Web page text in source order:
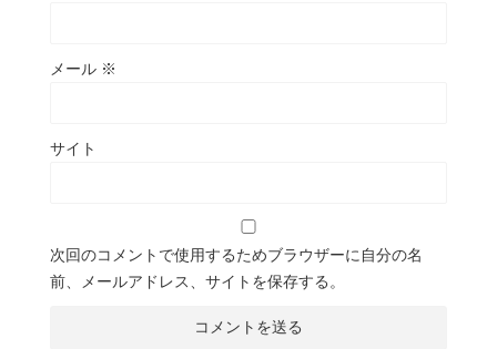
メール ※
サイト
次回のコメントで使用するためブラウザーに自分の名
前、メールアドレス、サイトを保存する。